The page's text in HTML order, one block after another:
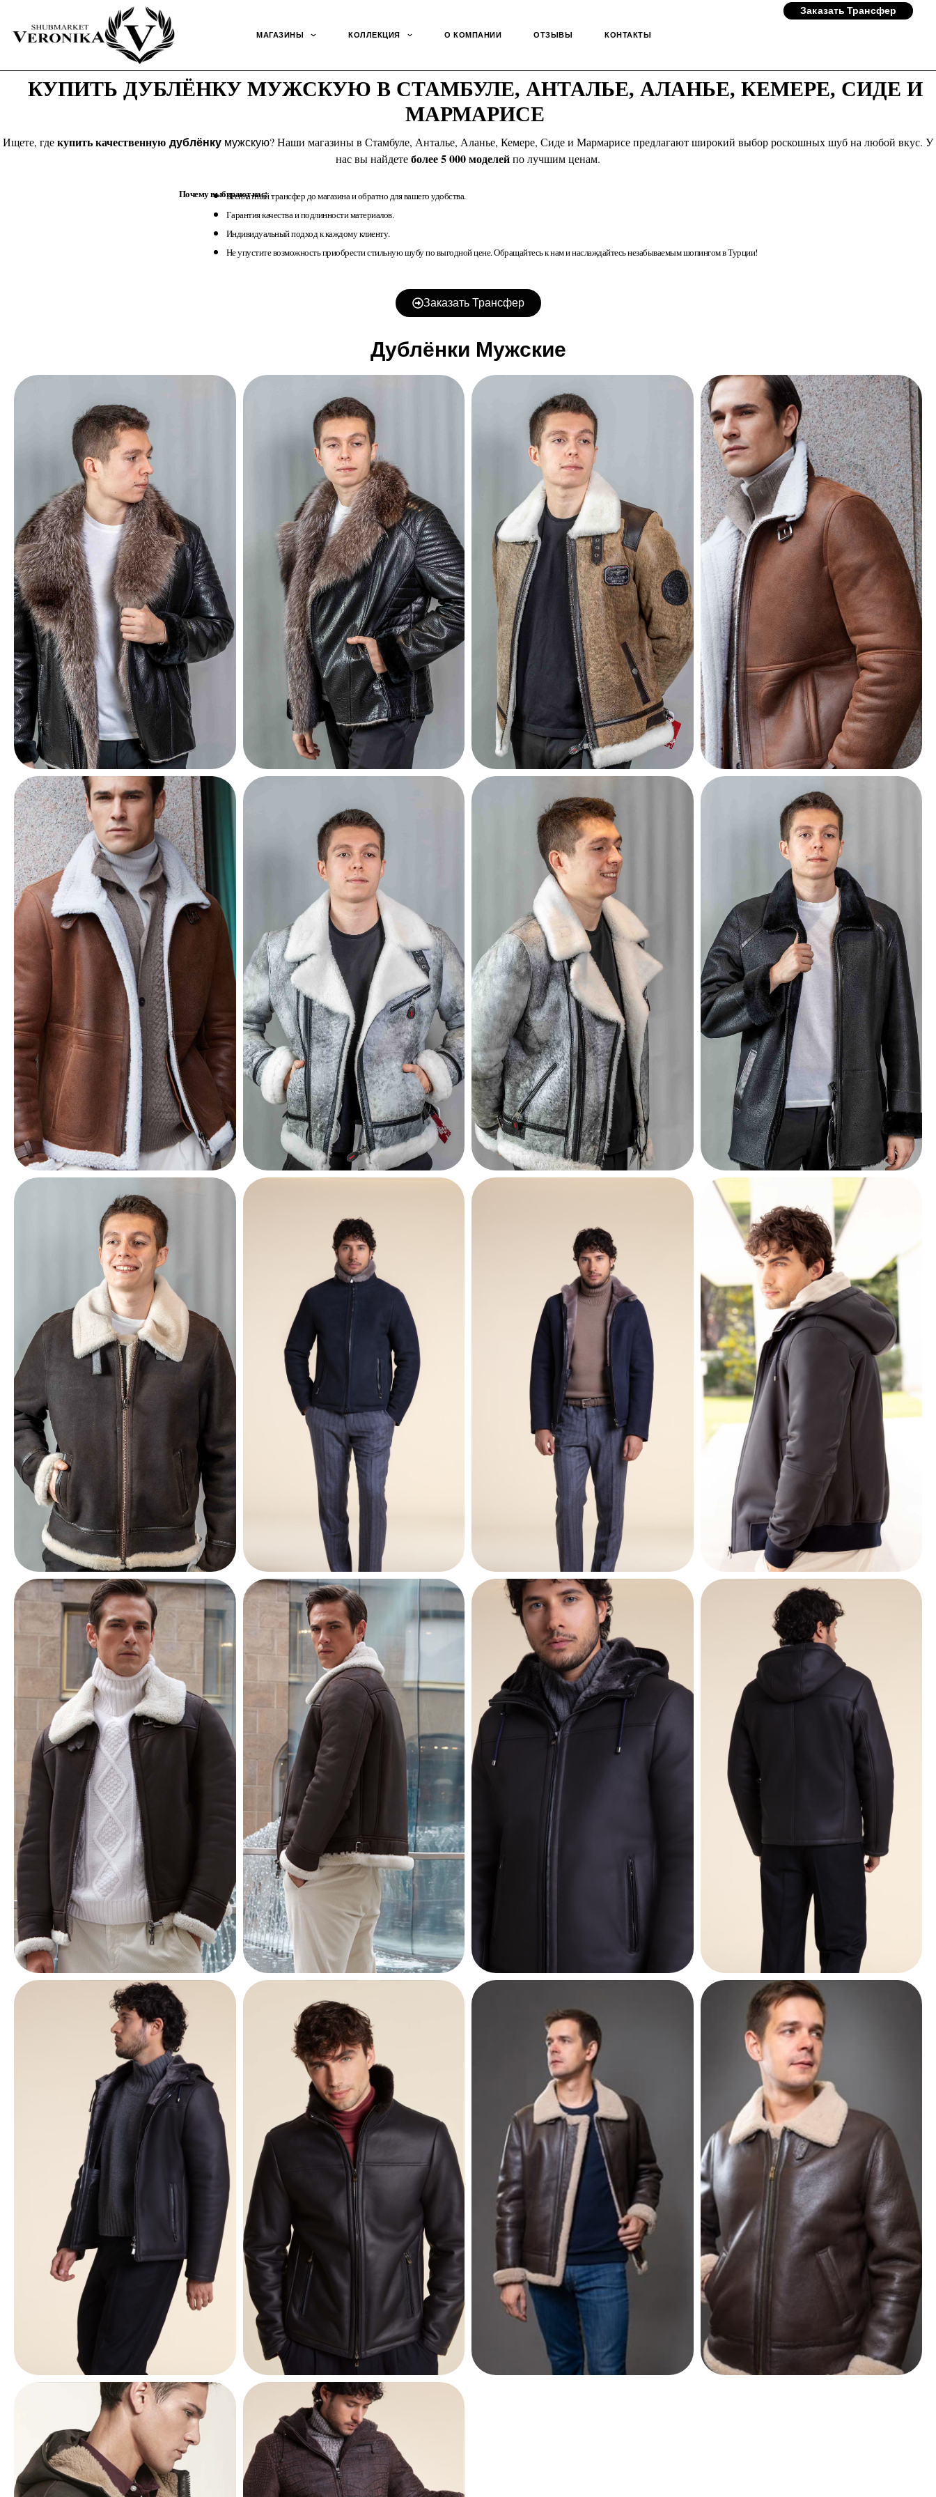
содержимому
МАГАЗИНЫ КОЛЛЕКЦИЯ О КОМПАНИИ ОТЗЫВЫ КОНТАКТЫ
Заказать Трансфер
КУПИТЬ ДУБЛЁНКУ МУЖСКУЮ В СТАМБУЛЕ, АНТАЛЬЕ, АЛАНЬЕ, КЕМЕРЕ, СИДЕ И
МАРМАРИСЕ
Ищете, гдекупить качественную дублёнку мужскую? Наши магазины в Стамбуле, Анталье, Аланье, Кемере, Сиде и Мармарисе предлагают широкий выбор роскошных шуб на любой вкус. У
нас вы найдетеболее 5 000 моделейпо лучшим ценам.
Почему выбирают нас:Бесплатный трансфер до магазина и обратно для вашего удобства.
Гарантия качества и подлинности материалов.
Индивидуальный подход к каждому клиенту.
Не упустите возможность приобрести стильную шубу по выгодной цене. Обращайтесь к нам и наслаждайтесь незабываемым шопингом в Турции!
Заказать Трансфер
Дублёнки Мужские